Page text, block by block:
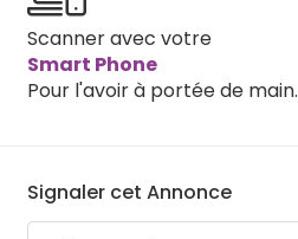
Scanner avec votre
Smart Phone
Pour l'avoir à portée de main.
Signaler cet Annonce